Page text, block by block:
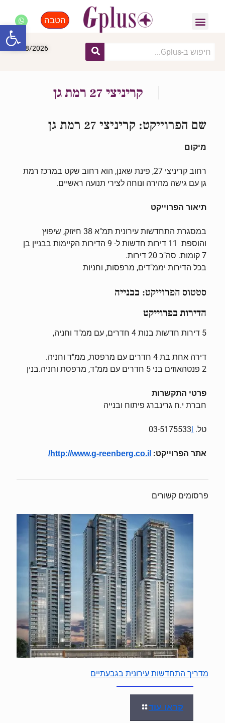
הטבה
06/08/2026
קריניצי 27 רמת גן
שם הפרוייקט: קריניצי 27 רמת גן
מיקום
רחוב קריניצי 27, פינת שאנן, הוא רחוב שקט במרכז רמת
גן עם גישה מהירה ונוחה לצירי תנועה ראשיים.
תיאור הפרוייקט
במסגרת התחדשות עירונית תמ"א 38 חיזוק, שיפוץ
והוספת 11 דירות חדשות ל- 9 הדירות הקיימות בבניין בן
7 קומות. סה"כ 20 דירות.
בכל הדירות יממ"דים, מרפסות, וחניות
סטטוס הפרוייקט: בבנייה
הדירות בפרוייקט
5 דירות חדשות בנות 4 חדרים, עם ממ"ד וחניה,
דירה אחת בת 4 חדרים עם מרפסת, ממ"ד וחניה.
2 פנטהאוזים בני 5 חדרים עם ממ"ד, מרפסת וחניה.בנין
פרטי התקשרות
חברת י.ח גרינברג פיתוח ובנייה
טל. 03-5175533
אתר הפרוייקט: http://www.g-reenberg.co.il/
פרסומים קשורים
מדריך התחדשות עירונית בגבעתיים
קראו עוד
פתח